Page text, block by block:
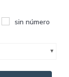
sin número